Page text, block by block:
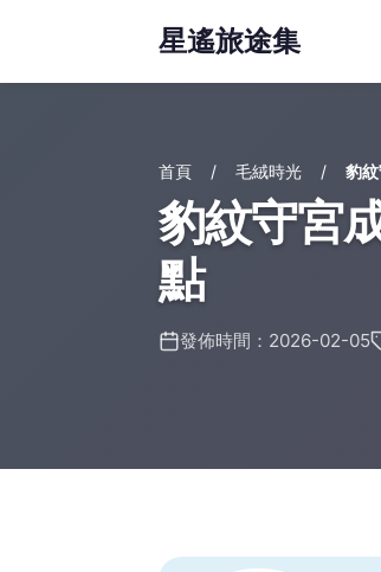
星遙旅途集
首頁 毛絨時光 豹
豹紋守宮
點
發佈時間：2026-02-05